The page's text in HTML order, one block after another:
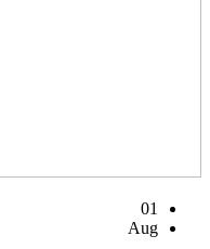
01
Aug